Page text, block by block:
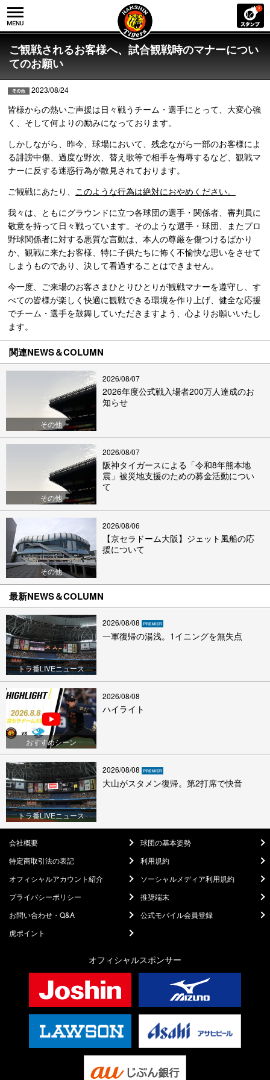
ご観戦されるお客様へ、試合観戦時のマナーについ
てのお願い
2023/08/24
皆様からの熱いご声援は日々戦うチーム・選手にとって、大変心強
く、そして何よりの励みになっております。
しかしながら、昨今、球場において、残念ながら一部のお客様によ
る誹謗中傷、過度な野次、替え歌等で相手を侮辱するなど、観戦マ
ナーに反する迷惑行為が散見されております。
ご観戦にあたり、 このような行為は絶対におやめください。
我々は、ともにグラウンドに立つ各球団の選手・関係者、審判員に
敬意を持って日々戦っています。そのような選手・球団、またプロ
野球関係者に対する悪質な言動は、本人の尊厳を傷つけるばかり
か、観戦に来たお客様、特に子供たちに怖く不愉快な思いをさせて
しまうものであり、決して看過することはできません。
今一度、ご来場のお客さまひとりひとりが観戦マナーを遵守し、す
べての皆様が楽しく快適に観戦できる環境を作り上げ、健全な応援
でチーム・選手を鼓舞していただきますよう、心よりお願いいたし
ます。
関連NEWS＆COLUMN
その他
2026/08/07
2026年度公式戦入場者200万人達成のお
知らせ
その他
2026/08/07
阪神タイガースによる「令和8年熊本地
震」被災地支援のための募金活動につい
て
その他
2026/08/06
【京セラドーム大阪】ジェット風船の応
援について
最新NEWS＆COLUMN
トラ番LIVEニュース
2026/08/08
一軍復帰の湯浅。1イニングを無失点
おすすめシーン
2026/08/08
ハイライト
トラ番LIVEニュース
2026/08/08
大山がスタメン復帰。第2打席で快音
会社概要
球団の基本姿勢
特定商取引法の表記
利用規約
オフィシャルアカウント紹介
ソーシャルメディア利用規約
プライバシーポリシー
推奨端末
お問い合わせ・Q&A
公式モバイル会員登録
虎ポイント
オフィシャルスポンサー